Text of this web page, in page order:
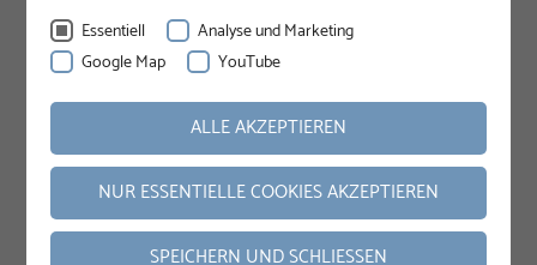
Essentiell
Analyse und Marketing
Google Map
YouTube
ALLE AKZEPTIEREN
NUR ESSENTIELLE COOKIES AKZEPTIEREN
SPEICHERN UND SCHLIESSEN